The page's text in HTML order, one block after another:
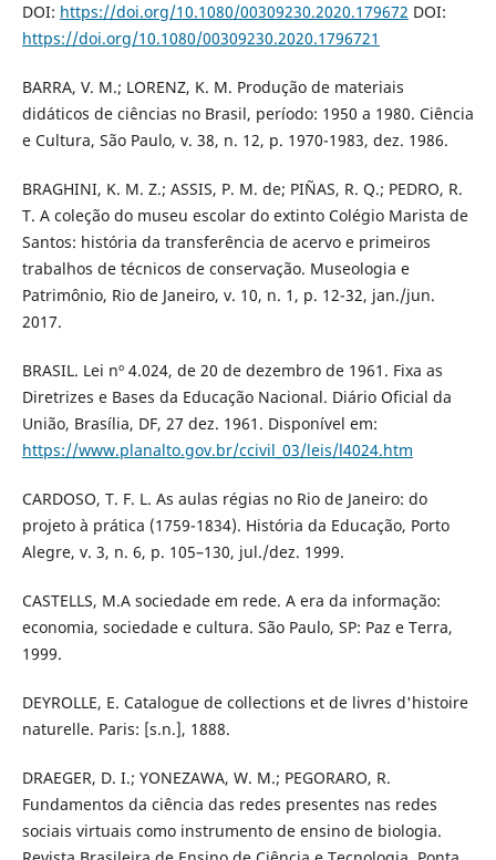
DOI: https://doi.org/10.1080/00309230.2020.179672 DOI:
https://doi.org/10.1080/00309230.2020.1796721
BARRA, V. M.; LORENZ, K. M. Produção de materiais
didáticos de ciências no Brasil, período: 1950 a 1980. Ciência
e Cultura, São Paulo, v. 38, n. 12, p. 1970-1983, dez. 1986.
BRAGHINI, K. M. Z.; ASSIS, P. M. de; PIÑAS, R. Q.; PEDRO, R.
T. A coleção do museu escolar do extinto Colégio Marista de
Santos: história da transferência de acervo e primeiros
trabalhos de técnicos de conservação. Museologia e
Patrimônio, Rio de Janeiro, v. 10, n. 1, p. 12-32, jan./jun.
2017.
BRASIL. Lei nº 4.024, de 20 de dezembro de 1961. Fixa as
Diretrizes e Bases da Educação Nacional. Diário Oficial da
União, Brasília, DF, 27 dez. 1961. Disponível em:
https://www.planalto.gov.br/ccivil_03/leis/l4024.htm
CARDOSO, T. F. L. As aulas régias no Rio de Janeiro: do
projeto à prática (1759-1834). História da Educação, Porto
Alegre, v. 3, n. 6, p. 105–130, jul./dez. 1999.
CASTELLS, M.A sociedade em rede. A era da informação:
economia, sociedade e cultura. São Paulo, SP: Paz e Terra,
1999.
DEYROLLE, E. Catalogue de collections et de livres d'histoire
naturelle. Paris: [s.n.], 1888.
DRAEGER, D. I.; YONEZAWA, W. M.; PEGORARO, R.
Fundamentos da ciência das redes presentes nas redes
sociais virtuais como instrumento de ensino de biologia.